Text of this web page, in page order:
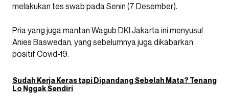
melakukan tes swab pada Senin (7 Desember).
Pria yang juga mantan Wagub DKI Jakarta ini menyusul
Anies Baswedan, yang sebelumnya juga dikabarkan
positif Covid-19.
Sudah Kerja Keras tapi Dipandang Sebelah Mata? Tenang
Lo Nggak Sendiri